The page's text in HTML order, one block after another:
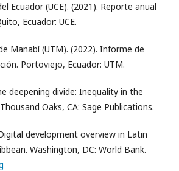
Ecuador (UCE). (2021). Reporte anual
Ecuador: UCE.
Manabí (UTM). (2022). Informe de
Portoviejo, Ecuador: UTM.
deepening divide: Inequality in the
Oaks, CA: Sage Publications.
development overview in Latin
Washington, DC: World Bank.